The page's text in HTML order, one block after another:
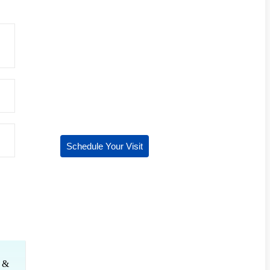
Schedule Your Visit